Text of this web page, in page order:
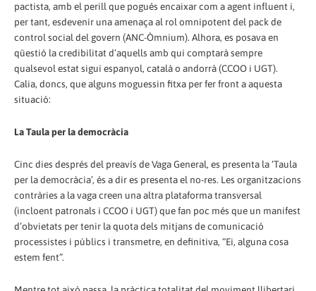
pactista, amb el perill que pogués encaixar com a agent influent i,
per tant, esdevenir una amenaça al rol omnipotent del pack de
control social del govern (ANC-Òmnium). Alhora, es posava en
qüestió la credibilitat d’aquells amb qui comptarà sempre
qualsevol estat sigui espanyol, català o andorrà (CCOO i UGT).
Calia, doncs, que alguns moguessin fitxa per fer front a aquesta
situació:
La Taula per la democràcia
Cinc dies després del preavís de Vaga General, es presenta la ‘Taula
per la democràcia’, és a dir es presenta el no-res. Les organitzacions
contràries a la vaga creen una altra plataforma transversal
(incloent patronals i CCOO i UGT) que fan poc més que un manifest
d’obvietats per tenir la quota dels mitjans de comunicació
processistes i públics i transmetre, en definitiva, “Ei, alguna cosa
estem fent”.